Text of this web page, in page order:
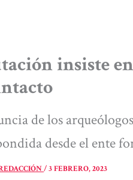
insiste
de los
desde el ente
/3 FEBRERO, 2023